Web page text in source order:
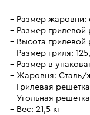
Размер жаровни:
Размер грилевой
Высота грилевой
Размер гриля:
Размер в
Жаровня: Сталь/
Грилевая
Угольная
Вес: 21,5 кг